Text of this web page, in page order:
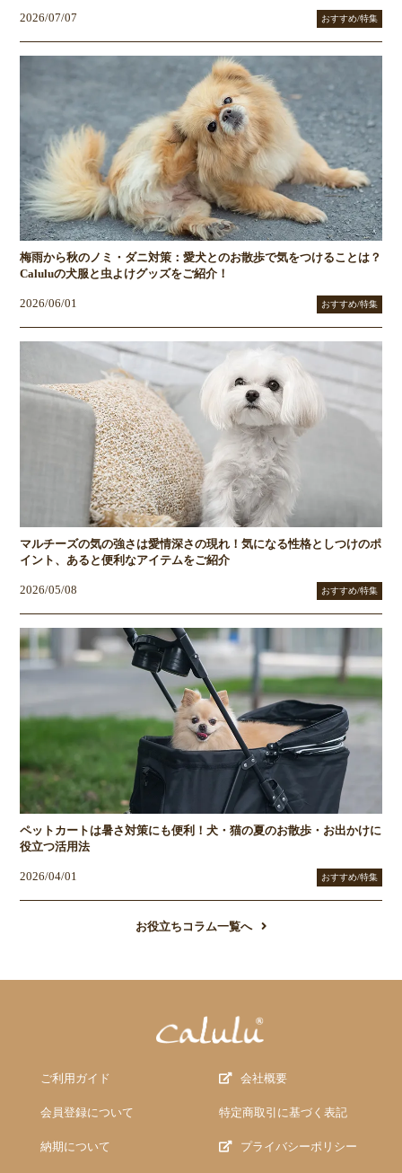
2026/07/07 おすすめ/特集
梅雨から秋のノミ・ダニ対策：愛犬とのお散歩で気をつけることは？
Caluluの犬服と虫よけグッズをご紹介！
2026/06/01 おすすめ/特集
マルチーズの気の強さは愛情深さの現れ！気になる性格としつけのポ
イント、あると便利なアイテムをご紹介
2026/05/08 おすすめ/特集
ペットカートは暑さ対策にも便利！犬・猫の夏のお散歩・お出かけに
役立つ活用法
2026/04/01 おすすめ/特集
お役立ちコラム一覧へ
ご利用ガイド
会員登録について
納期について
会社概要
特定商取引に基づく表記
プライバシーポリシー